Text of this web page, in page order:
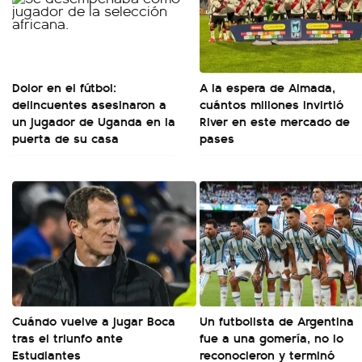
Dolor en el fútbol:
delincuentes asesinaron a
un jugador de Uganda en la
puerta de su casa
A la espera de Almada,
cuántos millones invirtió
River en este mercado de
pases
Cuándo vuelve a jugar Boca
tras el triunfo ante
Estudiantes
Un futbolista de Argentina
fue a una gomería, no lo
reconocieron y terminó